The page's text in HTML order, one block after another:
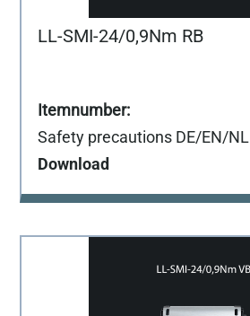
LL-SMI-24/0,9Nm RB
Safety precautions DE/EN/NL
Download